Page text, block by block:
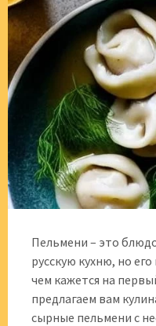
Пельмени – это
русскую кухню, но
чем кажется на
предлагаем вам
сырные пельмени с